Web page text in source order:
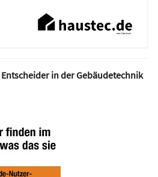
in der Gebäudetechnik